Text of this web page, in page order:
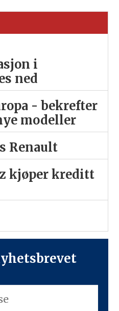
i
ned
- bekrefter
modeller
Renault
kjøper kreditt